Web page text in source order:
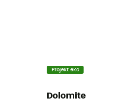
Projekt eko
Dolomite